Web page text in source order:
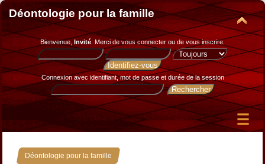
Déontologie pour la famille
Bienvenue, Invité. Merci devous connecter ou de vous inscrire.
Connexion avec identifiant, mot de passe et durée de la session
Déontologie pour la famille »